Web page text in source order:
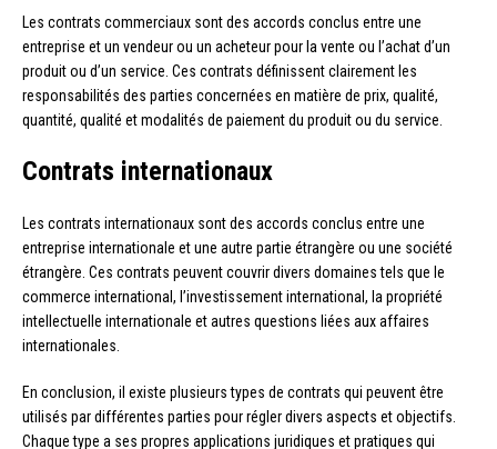
Les contrats commerciaux sont des accords conclus entre une
entreprise et un vendeur ou un acheteur pour la vente ou l’achat d’un
produit ou d’un service. Ces contrats définissent clairement les
responsabilités des parties concernées en matière de prix, qualité,
quantité, qualité et modalités de paiement du produit ou du service.
Contrats internationaux
Les contrats internationaux sont des accords conclus entre une
entreprise internationale et une autre partie étrangère ou une société
étrangère. Ces contrats peuvent couvrir divers domaines tels que le
commerce international, l’investissement international, la propriété
intellectuelle internationale et autres questions liées aux affaires
internationales.
En conclusion, il existe plusieurs types de contrats qui peuvent être
utilisés par différentes parties pour régler divers aspects et objectifs.
Chaque type a ses propres applications juridiques et pratiques qui